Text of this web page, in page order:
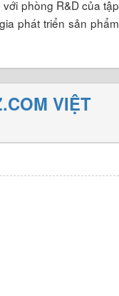
phòng R&D của tập
phát triển sản phẩm
VIỆT